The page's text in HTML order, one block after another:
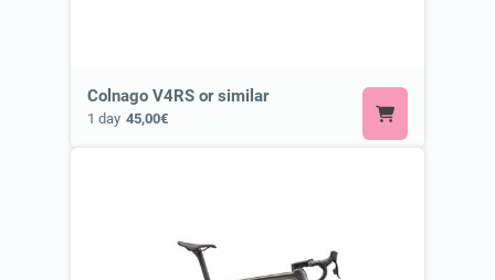
Colnago V4RS or similar
1 day 45,00€